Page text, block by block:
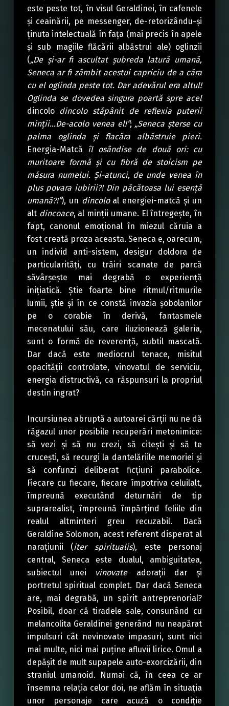
este peste tot, în visul Geraldinei, în cafenele
și ceainării, pe messenger, de-retorizându-și
ținuta intelectuală în fața (mai precis în apele
și sub magiile flăcării albăstrui ale) oglinzii
(„De și-ar fi ascultat șubreda latură umană,
Seneca ar fi zâmbit acestui capriciu de a căra
cu el oglinda peste tot. Dar adevărul era altul!
Oglinda se dovedea singura poartă spre acel
dincolodincolo stăpânit de reflexia puterii
minții…De-acolo venea el!”; „Seneca șterse cu
palma oglinda și flacăra albăstruie pieri.
Energia-Matcă îl osândise de două ori: cu
muritoare formă și cu fibră de stoicism pe
măsura numelui. Și-atunci, de unde venea în
plus povara iubirii?! Din păcătoasa lui esență
umană?!”), un dincoloal energiei-matcă și un
alt dincoace, al minții umane. El întregește, în
fapt, canonul emoțional în miezul căruia a
fost creată proza aceasta. Seneca e, oarecum,
un individ anti-sistem, desigur doldora de
particularități, cu trăiri scanate de parcă
săvârșește mai degrabă o experiență
inițiatică. Știe foarte bine ritmul/ritmurile
lumii, știe și în ce constă invazia șobolanilor
pe o corabie în derivă, fantasmele
mecenatului său, care iluzionează galeria,
sunt o formă de reverență, subtil mascată.
Dar dacă este mediocrul tenace, misitul
opacității controlate, vinovatul de serviciu,
energia distructivă, ca răspunsuri la propriul
destin ingrat?
Incursiunea abruptă a autoarei cărții nu ne dă
răgazul unor posibile recuperări metonimice:
să vezi și să nu crezi, să citești și să te
crucești, să recurgi la dantelăriile memoriei și
să confunzi deliberat ficțiuni parabolice.
Fiecare cu fiecare, fiecare împotriva celuilalt,
împreună executând deturnări de tip
suprarealist, împreună împărțind feliile din
realul altminteri greu recuzabil. Dacă
Geraldine Solomon, acest referent disperat al
narațiunii (iter spiritualis), este personaj
central, Seneca este dualul, ambiguitatea,
subiectul unei vinovateadorații dar și
portretul spiritual complet. Dar dacă Seneca
are, mai degrabă, un spirit antreprenorial?
Posibil, doar că tiradele sale, consunând cu
melancolita Geraldinei generând nu neapărat
impulsuri cât nevinovate impasuri, sunt nici
mai multe, nici mai puține afluvii lirice. Omul a
depășit de mult supapele auto-exorcizării, din
straniul umanoid. Numai că, în ceea ce ar
însemna relația celor doi, ne aflăm în situația
unor personaje care acuză o condiție